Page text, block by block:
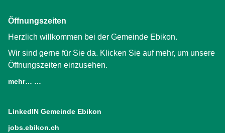
Öffnungszeiten
Herzlich willkommen bei der Gemeinde Ebikon.
Wir sind gerne für Sie da. Klicken Sie auf mehr, um unsere
Öffnungszeiten einzusehen.
mehr… …
LinkedIN Gemeinde Ebikon
jobs.ebikon.ch